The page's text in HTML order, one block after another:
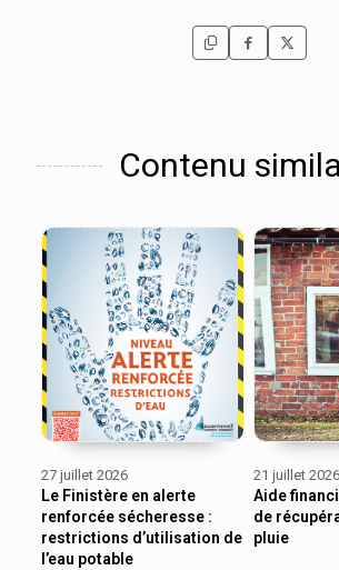
Contenu
27 juillet 2026
Le Finistère en alerte
renforcée sécheresse :
restrictions d’utilisation de
l’eau potable
21 juillet 2026
Aide
de
pluie